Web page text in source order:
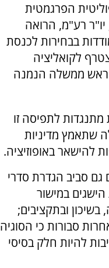
הפרגמטית
רע"מ, הרואה
בבחירות לכנסת
לקואליציה
ראש ממשלה הנמנה
לתפיסה זו
שתאמץ מדיניות
להישאר באופוזיציה.
גם סביב הגדרת סדרי
במישור
ובתקציבים;
סבורות כי הסוגיה
להיות חלק בסיסי